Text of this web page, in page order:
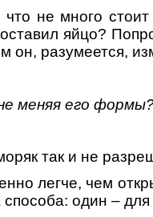
не много
яйцо?
он, разумеется,
меняя его
так и не
легче, чем
один –